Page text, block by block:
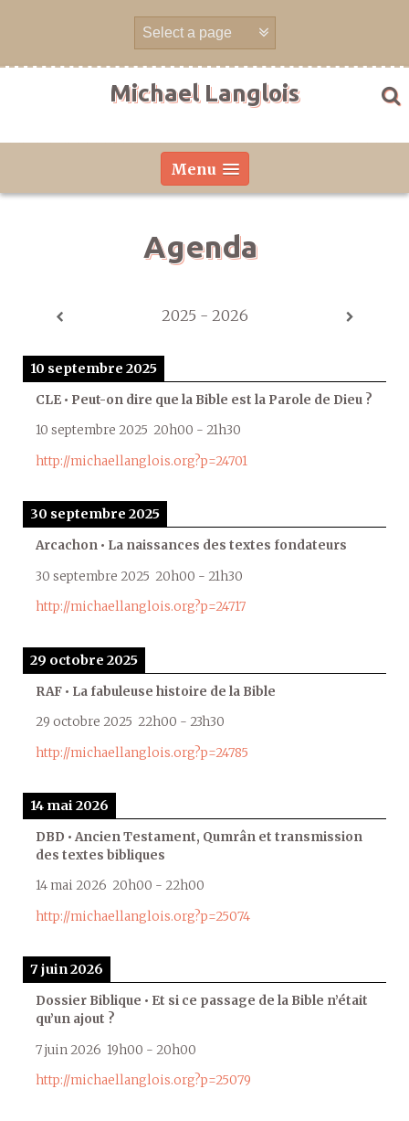
Michael Langlois
Menu
Agenda
2025 - 2026
10 septembre 2025
CLE • Peut-on dire que la Bible est la Parole de Dieu ?
10 septembre 2025 20h00 - 21h30
http://michaellanglois.org?p=24701
30 septembre 2025
Arcachon • La naissances des textes fondateurs
30 septembre 2025 20h00 - 21h30
http://michaellanglois.org?p=24717
29 octobre 2025
RAF • La fabuleuse histoire de la Bible
29 octobre 2025 22h00 - 23h30
http://michaellanglois.org?p=24785
14 mai 2026
DBD • Ancien Testament, Qumrân et transmission
des textes bibliques
14 mai 2026 20h00 - 22h00
http://michaellanglois.org?p=25074
7 juin 2026
Dossier Biblique • Et si ce passage de la Bible n’était
qu’un ajout ?
7 juin 2026 19h00 - 20h00
http://michaellanglois.org?p=25079